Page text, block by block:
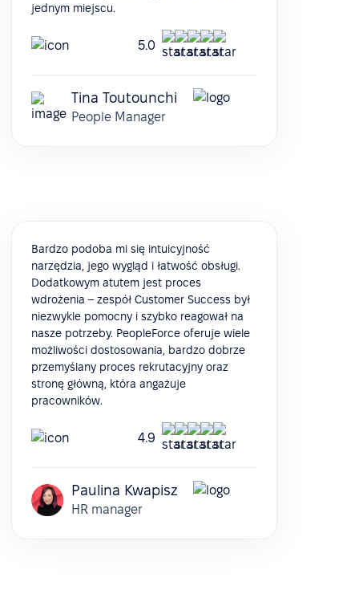
jednym miejscu.
5.0
Tina Toutounchi
People Manager
Bardzo podoba mi się intuicyjność
narzędzia, jego wygląd i łatwość obsługi.
Dodatkowym atutem jest proces
wdrożenia – zespół Customer Success był
niezwykle pomocny i szybko reagował na
nasze potrzeby. PeopleForce oferuje wiele
możliwości dostosowania, bardzo dobrze
przemyślany proces rekrutacyjny oraz
stronę główną, która angażuje
pracowników.
4.9
Paulina Kwapisz
HR manager